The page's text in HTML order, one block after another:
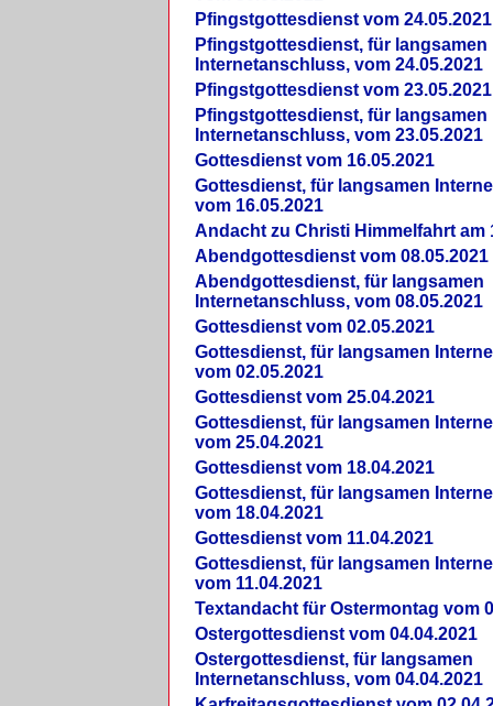
Pfingstgottesdienst vom 24.05.2021
Pfingstgottesdienst, für langsamen
Internetanschluss, vom 24.05.2021
Pfingstgottesdienst vom 23.05.2021
Pfingstgottesdienst, für langsamen
Internetanschluss, vom 23.05.2021
Gottesdienst vom 16.05.2021
Gottesdienst, für langsamen
vom 16.05.2021
Andacht zu Christi Himmelfahrt am
Abendgottesdienst vom 08.05.2021
Abendgottesdienst, für langsamen
Internetanschluss, vom 08.05.2021
Gottesdienst vom 02.05.2021
Gottesdienst, für langsamen
vom 02.05.2021
Gottesdienst vom 25.04.2021
Gottesdienst, für langsamen
vom 25.04.2021
Gottesdienst vom 18.04.2021
Gottesdienst, für langsamen
vom 18.04.2021
Gottesdienst vom 11.04.2021
Gottesdienst, für langsamen
vom 11.04.2021
Textandacht für Ostermontag vom
Ostergottesdienst vom 04.04.2021
Ostergottesdienst, für langsamen
Internetanschluss, vom 04.04.2021